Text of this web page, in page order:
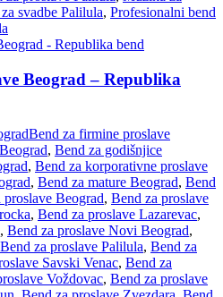
svadbe Palilula, Profesionalni bend
Beograd – Republika
Bend za firmine proslave
, Bend za godišnjice
, Bend za korporativne proslave
, Bend za mature Beograd, Bend
proslave Beograd, Bend za proslave
, Bend za proslave Lazarevac,
, Bend za proslave Novi Beograd,
Bend za proslave Palilula, Bend za
Savski Venac, Bend za
Voždovac, Bend za proslave